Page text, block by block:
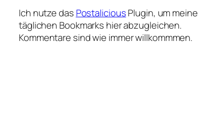
Ich nutze das PostaliciousPlugin, um meine
täglichen Bookmarks hier abzugleichen.
Kommentare sind wie immer willkommmen.